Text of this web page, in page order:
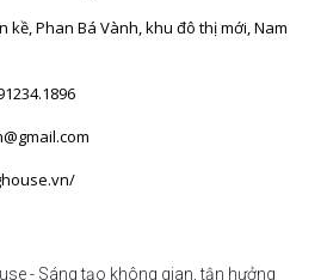
kề, Phan Bá Vành, khu đô thị mới, Nam
- Sáng tạo không gian, tận hưởng